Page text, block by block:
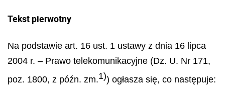
Tekst pierwotny
Na podstawie art. 16 ust. 1 ustawy z dnia 16 lipca
2004 r. – Prawo telekomunikacyjne (Dz. U. Nr 171,
poz. 1800, z późn. zm.1)) ogłasza się, co następuje: